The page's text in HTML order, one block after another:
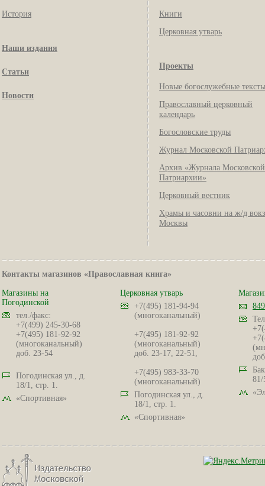
История
Наши издания
Статьи
Новости
Книги
Церковная утварь
Проекты
Новые богослужебные тексты
Православный церковный
календарь
Богословские труды
Журнал Московской
Архив «Журнала Московской
Патриархии»
Церковный вестник
Храмы и часовни на ж/д
Москвы
Контакты магазинов «Православная книга»
Магазины на
Погодинской
тел./факс:
+7(499) 245-30-68
+7(495) 181-92-92
(многоканальный)
доб. 23-54
Погодинская ул., д.
18/1, стр. 1.
«Спортивная»
Церковная утварь
+7(495) 181-94-94
(многоканальный)
+7(495) 181-92-92
(многоканальный)
доб. 23-17, 22-51,
+7(495) 983-33-70
(многоканальный)
Погодинская ул., д.
18/1, стр. 1.
«Спортивная»
81/